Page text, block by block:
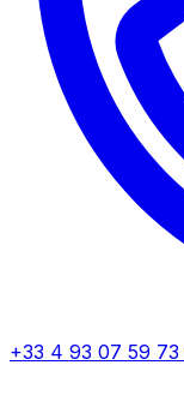
+33 4 93 07 59 73